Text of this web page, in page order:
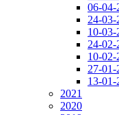
06-04-
24-03-
10-03-
24-02-
10-02-
27-01-
13-01-
2021
2020